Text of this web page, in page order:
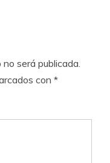
será publicada.
con *